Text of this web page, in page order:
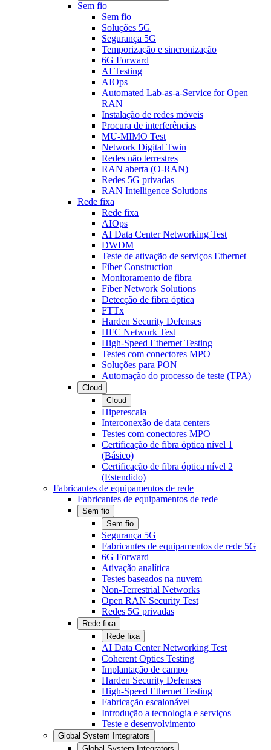
Sem fio
Sem fio
Soluções 5G
Segurança 5G
Temporização e sincronização
6G Forward
AI Testing
AIOps
Automated Lab-as-a-Service for Open
RAN
Instalação de redes móveis
Procura de interferências
MU-MIMO Test
Network Digital Twin
Redes não terrestres
RAN aberta (O-RAN)
Redes 5G privadas
RAN Intelligence Solutions
Rede fixa
Rede fixa
AIOps
AI Data Center Networking Test
DWDM
Teste de ativação de serviços Ethernet
Fiber Construction
Monitoramento de fibra
Fiber Network Solutions
Detecção de fibra óptica
FTTx
Harden Security Defenses
HFC Network Test
High-Speed Ethernet Testing
Testes com conectores MPO
Soluções para PON
Automação do processo de teste (TPA)
Cloud
Cloud
Hiperescala
Interconexão de data centers
Testes com conectores MPO
Certificação de fibra óptica nível 1
(Básico)
Certificação de fibra óptica nível 2
(Estendido)
Fabricantes de equipamentos de rede
Fabricantes de equipamentos de rede
Sem fio
Sem fio
Segurança 5G
Fabricantes de equipamentos de rede 5G
6G Forward
Ativação analítica
Testes baseados na nuvem
Non-Terrestrial Networks
Open RAN Security Test
Redes 5G privadas
Rede fixa
Rede fixa
AI Data Center Networking Test
Coherent Optics Testing
Implantação de campo
Harden Security Defenses
High-Speed Ethernet Testing
Fabricação escalonável
Introdução a tecnologia e serviços
Teste e desenvolvimento
Global System Integrators